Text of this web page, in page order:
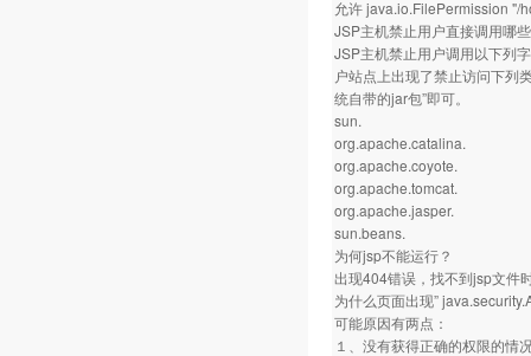
允许 java.io.FilePermission "/
JSP主机禁止用户直接调用哪
JSP主机禁止用户调用以下列
户站点上出现了禁止访问下列
统自带的jar包”即可。
sun.
org.apache.catalina.
org.apache.coyote.
org.apache.tomcat.
org.apache.jasper.
sun.beans.
为何jsp不能运行？
出现404错误，找不到jsp文件
为什么页面出现”
可能原因有两点：
１、没有获得正确的权限的情